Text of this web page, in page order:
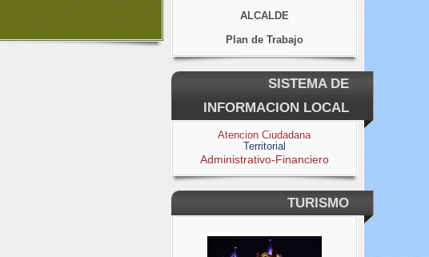
ALCALDE
Plan de Trabajo
SISTEMA DE
INFORMACION LOCAL
Atencion Ciudadana
Territorial
Administrativo-Financiero
TURISMO